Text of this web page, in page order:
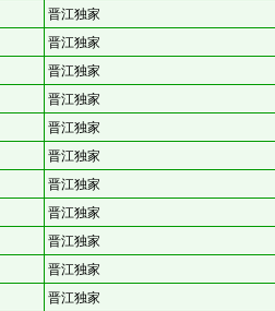
晋江独家
晋江独家
晋江独家
晋江独家
晋江独家
晋江独家
晋江独家
晋江独家
晋江独家
晋江独家
晋江独家